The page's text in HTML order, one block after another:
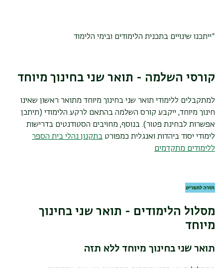
ד"ר
jacob.polakiewicz@biu.ac.il
ד"ר
ראשת התכנית ללקויות למידה (מ"מ)
shani.kahta@biu.ac.il
*ייתכנו שינויים בתכנית הלימודים ובימי הלימוד
קורסי השלמה - תואר שני בחינוך מיוחד
למתקבלים ללימודי תואר שני בחינוך מיוחד מתואר ראשון שאינו
חינוך מיוחד, ייקבע קורס השלמה בהתאם לרקע הלימודי (תיתכן
אפשרות לבחינת פטור). בנוסף, מחויבים הסטודנטים בדרישות
לימודי יסוד ביהדות ואנגלית כמפורט בתקנון נהלי בית הספר
ללימודים מתקדמים
מסלול הלימודים - תואר שני בחינוך
מיוחד
תואר שני בחינוך מיוחד ללא תזה